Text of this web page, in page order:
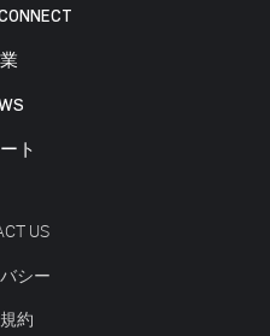
ト
US
シー
約